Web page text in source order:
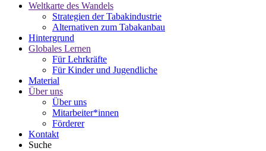
Weltkarte des Wandels
Strategien der Tabakindustrie
Alternativen zum Tabakanbau
Hintergrund
Globales Lernen
Für Lehrkräfte
Für Kinder und Jugendliche
Material
Über uns
Über uns
Mitarbeiter*innen
Förderer
Kontakt
Suche